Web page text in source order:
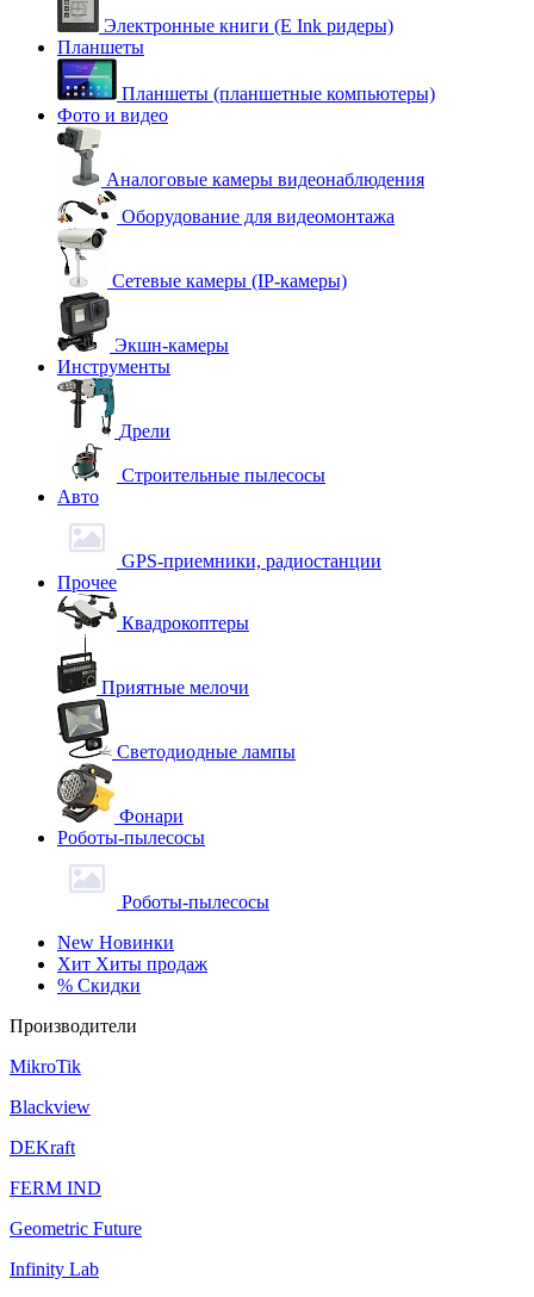
Электронные книги (E Ink ридеры)
Планшеты
Планшеты (планшетные компьютеры)
Фото и видео
Аналоговые камеры видеонаблюдения
Оборудование для видеомонтажа
Сетевые камеры (IP-камеры)
Экшн-камеры
Инструменты
Дрели
Строительные пылесосы
Авто
GPS-приемники, радиостанции
Прочее
Квадрокоптеры
Приятные мелочи
Светодиодные лампы
Фонари
Роботы-пылесосы
Роботы-пылесосы
New Новинки
Хит Хиты продаж
% Скидки
Производители
MikroTik
Blackview
DEKraft
FERM IND
Geometric Future
Infinity Lab